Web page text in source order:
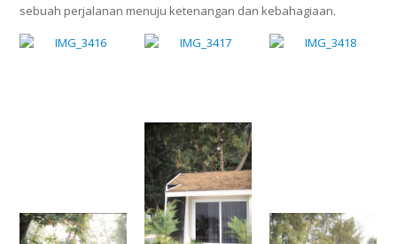
sebuah perjalanan menuju ketenangan dan kebahagiaan.